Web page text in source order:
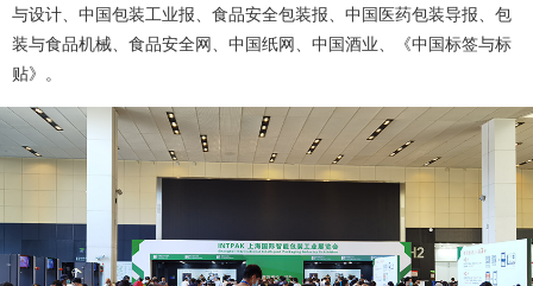
与设计、中国包装工业报、食品安全包装报、中国医药包装导报、包
装与食品机械、食品安全网、中国纸网、中国酒业、《中国标签与标
贴》。